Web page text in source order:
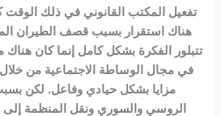
تفعيل المكتب القانوني في ذلك الوقت
هناك استقرار بسبب قصف الطيران
تتبلور الفكرة بشكل كامل إنما كان
في مجال الوساطة الاجتماعية من
مزايا بشكل حيادي وفاعل. لكن
الروسي والسوري ونقل المنظمة إلى